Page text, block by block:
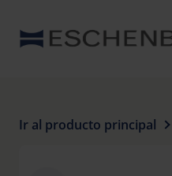
Ir al producto principal